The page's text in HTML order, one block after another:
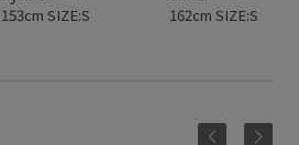
153cm SIZE:S 162cm SIZE:S